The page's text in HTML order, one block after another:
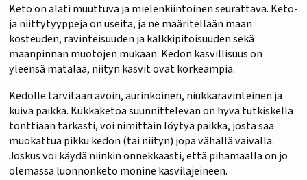
Keto on alati muuttuva ja mielenkiintoinen seurattava. Keto-
ja niittytyyppejä on useita, ja ne määritellään maan
kosteuden, ravinteisuuden ja kalkkipitoisuuden sekä
maanpinnan muotojen mukaan. Kedon kasvillisuus on
yleensä matalaa, niityn kasvit ovat korkeampia.
Kedolle tarvitaan avoin, aurinkoinen, niukkaravinteinen ja
kuiva paikka. Kukkaketoa suunnittelevan on hyvä tutkiskella
tonttiaan tarkasti, voi nimittäin löytyä paikka, josta saa
muokattua pikku kedon (tai niityn) jopa vähällä vaivalla.
Joskus voi käydä niinkin onnekkaasti, että pihamaalla on jo
olemassa luonnonketo monine kasvilajeineen.